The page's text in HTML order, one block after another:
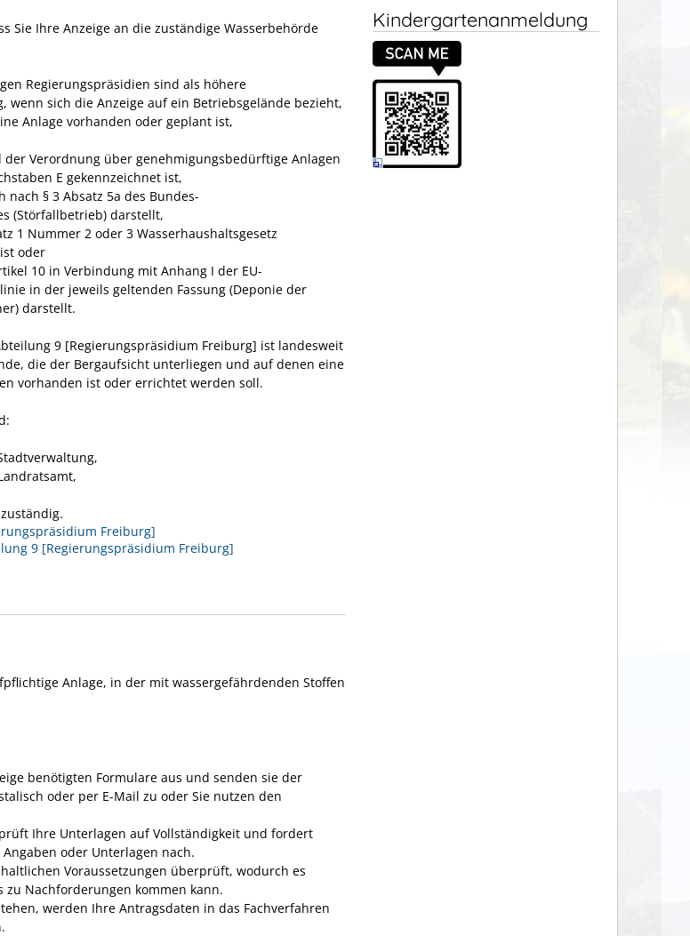
Sie Ihre Anzeige an die zuständige Wasserbehörde
Regierungspräsidien sind als höhere
wenn sich die Anzeige auf ein Betriebsgelände bezieht,
Anlage vorhanden oder geplant ist,
der Verordnung über genehmigungsbedürftige Anlagen
E gekennzeichnet ist,
§ 3 Absatz 5a des Bundes-
(Störfallbetrieb) darstellt,
1 Nummer 2 oder 3 Wasserhaushaltsgesetz
oder
10 in Verbindung mit Anhang I der EU-
in der jeweils geltenden Fassung (Deponie der
darstellt.
9 [Regierungspräsidium Freiburg] ist landesweit
die der Bergaufsicht unterliegen und auf denen eine
vorhanden ist oder errichtet werden soll.
Freiburg]
9 [Regierungspräsidium Freiburg]
Anlage, in der mit wassergefährdenden Stoffen
benötigten Formulare aus und senden sie der
oder per E-Mail zu oder Sie nutzen den
Ihre Unterlagen auf Vollständigkeit und fordert
oder Unterlagen nach.
Voraussetzungen überprüft, wodurch es
zu Nachforderungen kommen kann.
werden Ihre Antragsdaten in das Fachverfahren
Kindergartenanmeldung